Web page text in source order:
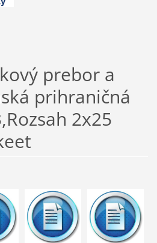
prebor a
prihraničná
2x25